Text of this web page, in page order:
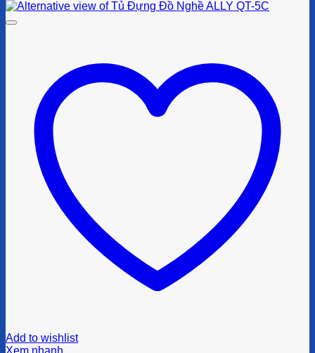
Add to wishlist
Xem nhanh